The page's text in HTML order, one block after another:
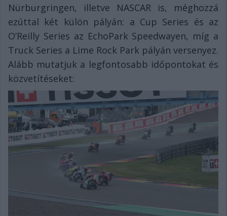
Nürburgringen, illetve NASCAR is, méghozzá
ezúttal két külön pályán: a Cup Series és az
O’Reilly Series az EchoPark Speedwayen, míg a
Truck Series a Lime Rock Park pályán versenyez.
Alább mutatjuk a legfontosabb időpontokat és
közvetítéseket: